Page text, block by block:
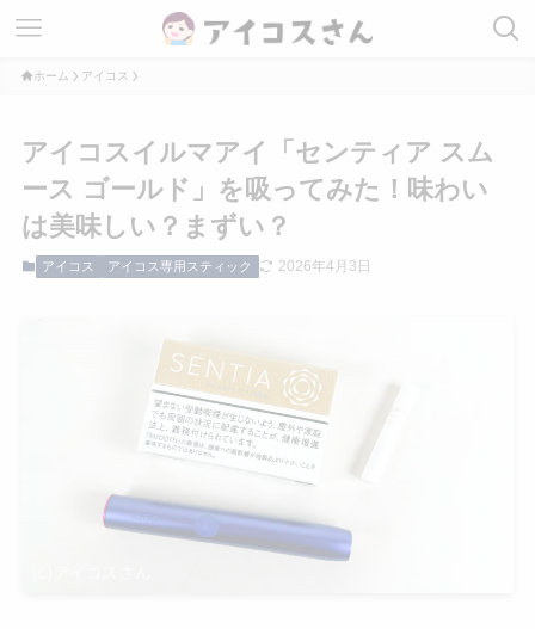
ホーム アイコス
アイコスイルマアイ「センティア スム
ース ゴールド」を吸ってみた！味わい
は美味しい？まずい？
アイコス アイコス専用スティック 2026年4月3日